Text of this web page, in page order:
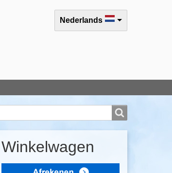
Select your language
Nederlands
Winkelwagen